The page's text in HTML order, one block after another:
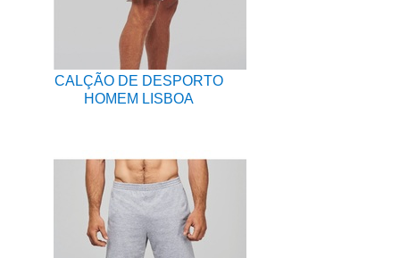
CALÇÃO DE DESPORTO
HOMEM LISBOA